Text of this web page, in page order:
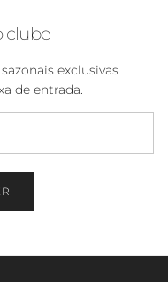
clube
exclusivas
de entrada.